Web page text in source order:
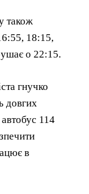
також
18:15,
о 22:15.
гнучко
довгих
114
в